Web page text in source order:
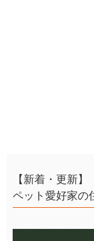
【新着・更新】
ペット愛好家の